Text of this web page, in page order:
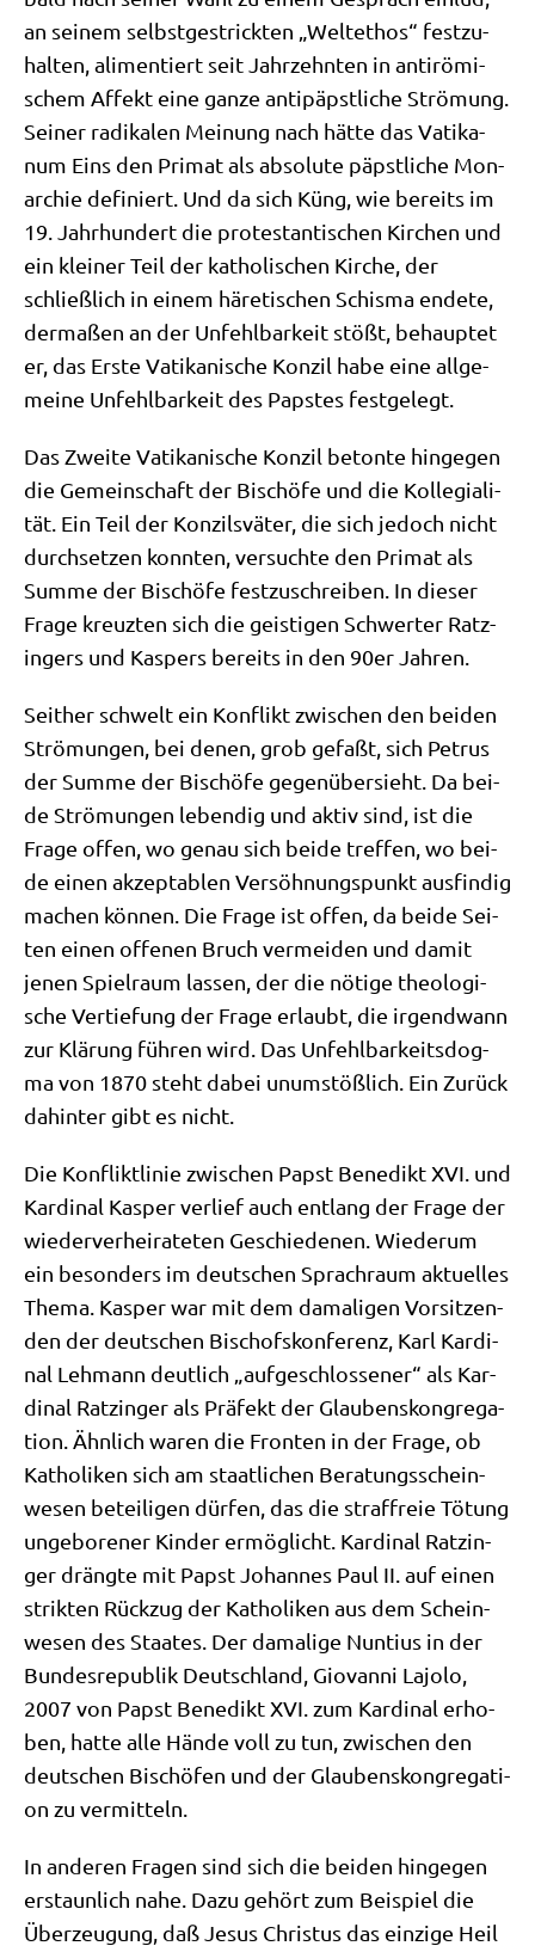
an sei­nem selbst­ge­strick­ten „Welt­ethos“ fest­zu­
hal­ten, ali­men­tiert seit Jahr­zehn­ten in anti­rö­mi­
schem Affekt eine gan­ze anti­päpst­li­che Strö­mung.
Sei­ner radi­ka­len Mei­nung nach hät­te das Vati­ka­
num Eins den Pri­mat als abso­lu­te päpst­li­che Mon­
ar­chie defi­niert. Und da sich Küng, wie bereits im
19. Jahr­hun­dert die pro­te­stan­ti­schen Kir­chen und
ein klei­ner Teil der katho­li­schen Kir­che, der
schließ­lich in einem häre­ti­schen Schis­ma ende­te,
der­ma­ßen an der Unfehl­bar­keit stößt, behaup­tet
er, das Erste Vati­ka­ni­sche Kon­zil habe eine all­ge­
mei­ne Unfehl­bar­keit des Pap­stes festgelegt.
Das Zwei­te Vati­ka­ni­sche Kon­zil beton­te hin­ge­gen
die Gemein­schaft der Bischö­fe und die Kol­le­gia­li­
tät. Ein Teil der Kon­zils­vä­ter, die sich jedoch nicht
durch­set­zen konn­ten, ver­such­te den Pri­mat als
Sum­me der Bischö­fe fest­zu­schrei­ben. In die­ser
Fra­ge kreuz­ten sich die gei­sti­gen Schwer­ter Ratz­
in­gers und Kas­pers bereits in den 90er Jahren.
Seit­her schwelt ein Kon­flikt zwi­schen den bei­den
Strö­mun­gen, bei denen, grob gefaßt, sich Petrus
der Sum­me der Bischö­fe gegen­über­sieht. Da bei­
de Strö­mun­gen leben­dig und aktiv sind, ist die
Fra­ge offen, wo genau sich bei­de tref­fen, wo bei­
de einen akzep­ta­blen Ver­söh­nungs­punkt aus­fin­dig
machen kön­nen. Die Fra­ge ist offen, da bei­de Sei­
ten einen offe­nen Bruch ver­mei­den und damit
jenen Spiel­raum las­sen, der die nöti­ge theo­lo­gi­
sche Ver­tie­fung der Fra­ge erlaubt, die irgend­wann
zur Klä­rung füh­ren wird. Das Unfehl­bar­keits­dog­
ma von 1870 steht dabei unum­stöß­lich. Ein Zurück
dahin­ter gibt es nicht.
Die Kon­flikt­li­nie zwi­schen Papst Bene­dikt XVI. und
Kar­di­nal Kas­per ver­lief auch ent­lang der Fra­ge der
wie­der­ver­hei­ra­te­ten Geschie­de­nen. Wie­der­um
ein beson­ders im deut­schen Sprach­raum aktu­el­les
The­ma. Kas­per war mit dem dama­li­gen Vor­sit­zen­
den der deut­schen Bischofs­kon­fe­renz, Karl Kar­di­
nal Leh­mann deut­lich „auf­ge­schlos­se­ner“ als Kar­
di­nal Ratz­in­ger als Prä­fekt der Glau­bens­kon­gre­ga­
ti­on. Ähn­lich waren die Fron­ten in der Fra­ge, ob
Katho­li­ken sich am staat­li­chen Bera­tungs­schein­
we­sen betei­li­gen dür­fen, das die straf­freie Tötung
unge­bo­re­ner Kin­der ermög­licht. Kar­di­nal Ratz­in­
ger dräng­te mit Papst Johan­nes Paul II. auf einen
strik­ten Rück­zug der Katho­li­ken aus dem Schein­
we­sen des Staa­tes. Der dama­li­ge Nun­ti­us in der
Bun­des­re­pu­blik Deutsch­land, Gio­van­ni Lajo­lo,
2007 von Papst Bene­dikt XVI. zum Kar­di­nal erho­
ben, hat­te alle Hän­de voll zu tun, zwi­schen den
deut­schen Bischö­fen und der Glau­bens­kon­gre­ga­ti­
on zu vermitteln.
In ande­ren Fra­gen sind sich die bei­den hin­ge­gen
erstaun­lich nahe. Dazu gehört zum Bei­spiel die
Über­zeu­gung, daß Jesus Chri­stus das ein­zi­ge Heil